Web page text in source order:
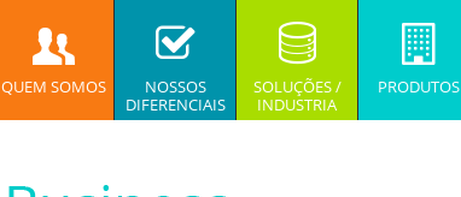
QUEM SOMOS
NOSSOS
DIFERENCIAIS
SOLUÇÕES /
INDUSTRIA
PRODUTOS